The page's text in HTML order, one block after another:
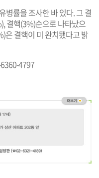
병률을 조사한 바 있다. 그 결
결핵(3%)순으로 나타났으
은 결핵이 미 완치됐다고 밝
4797